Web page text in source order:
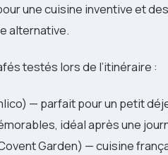
une cuisine inventive et
alternative.
testés lors de l’itinéraire :
— parfait pour un petit
idéal après une
Garden) — cuisine